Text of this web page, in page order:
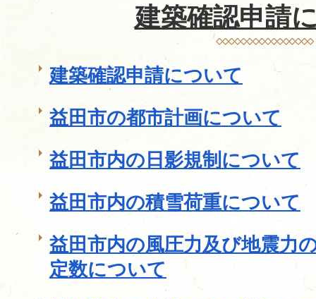
建築確認申請
建築確認申請について
益田市の都市計画について
益田市内の日影規制について
益田市内の積雪荷重について
益田市内の風圧力及び地震力
定数について